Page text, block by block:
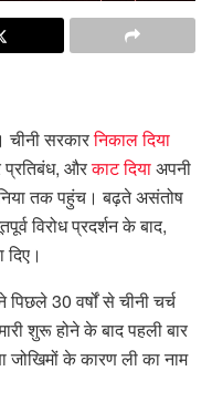
चीनी सरकारनिकाल दिया
प्रतिबंध, औरकाट दियाअपनी
तक पहुंच। बढ़ते असंतोष
विरोध प्रदर्शन के बाद,
30 वर्षों से चीनी चर्च
शुरू होने के बाद पहली बार
जोखिमों के कारण ली का नाम